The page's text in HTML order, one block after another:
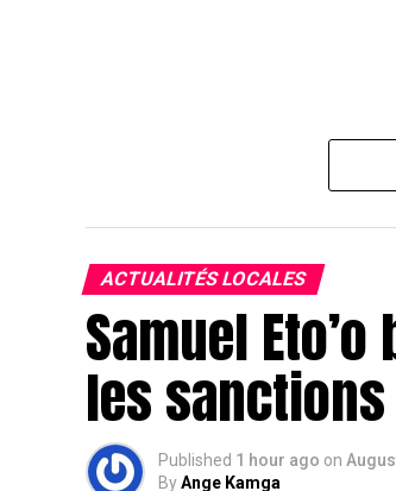
ACTUALITÉS LOCALES
Samuel
les sanctions
Published 1 hour ago on
ByAnge Kamga